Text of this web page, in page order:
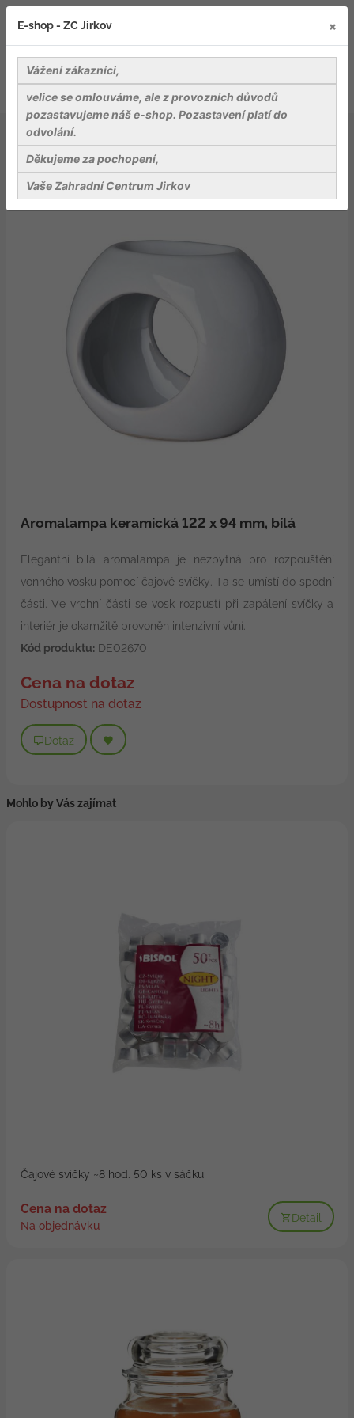
Bydlení a relaxace v zahradě
Aromalampa keramická 122 x 94 mm, bílá
Aromalampa keramická 122 x 94 mm, bílá
Elegantní bílá aromalampa je nezbytná pro rozpouštění
vonného vosku pomocí čajové svíčky. Ta se umístí do spodní
části. Ve vrchní části se vosk rozpustí při zapálení svíčky a
interiér je okamžitě provoněn intenzivní vůní.
Kód produktu:DE02670
Cena na dotaz
Dostupnost na dotaz
Dotaz
Mohlo by Vás zajímat
Čajové svíčky ~8 hod. 50 ks v sáčku
Cena na dotaz
Na objednávku
Detail
E-shop - ZC Jirkov ×
Vážení zákazníci,
velice se omlouváme, ale z provozních důvodů
pozastavujeme náš e-shop. Pozastavení platí do
odvolání.
Děkujeme za pochopení,
Vaše Zahradní Centrum Jirkov